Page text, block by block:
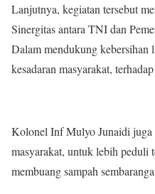
Lanjutnya, kegiatan tersebut
Sinergitas antara TNI dan
Dalam mendukung kebersihan
kesadaran masyarakat,
Kolonel Inf Mulyo Junaidi juga
masyarakat, untuk lebih peduli
membuang sampah